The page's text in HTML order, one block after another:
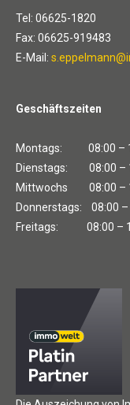
Tel: 06625-1820
Fax: 06625-919483
E-Mail:
Geschäftszeiten
Montags: 08:00 –
Dienstags: 08:00 –
Mittwochs 08:00 –
Donnerstags: 08:00 –
Freitags: 08:00 –